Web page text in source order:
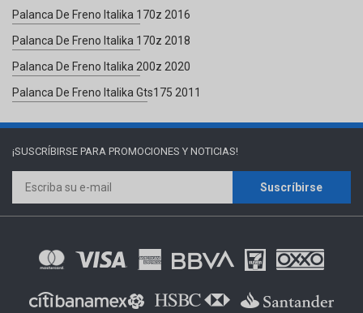
Palanca De Freno Italika 170z 2016
Palanca De Freno Italika 170z 2018
Palanca De Freno Italika 200z 2020
Palanca De Freno Italika Gts175 2011
¡SUSCRÍBIRSE PARA PROMOCIONES Y NOTICIAS!
Suscríbirse